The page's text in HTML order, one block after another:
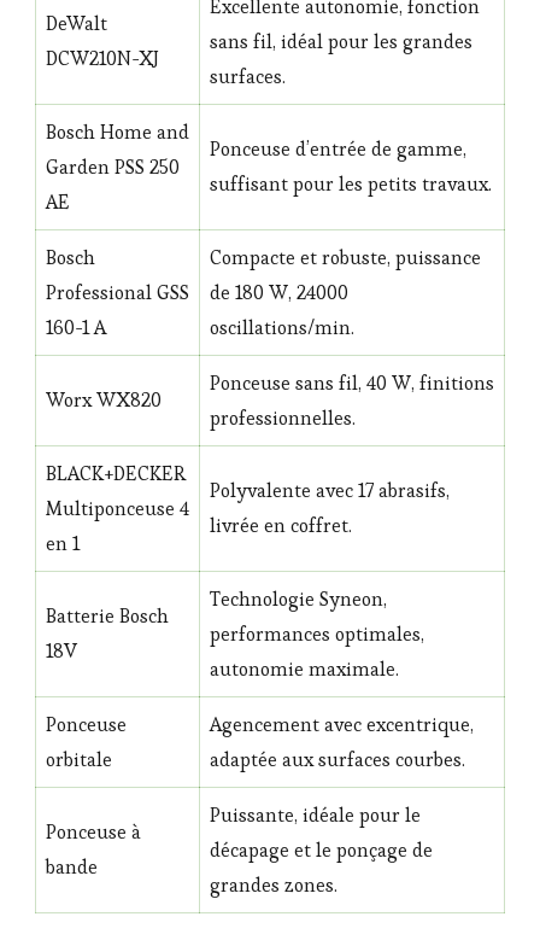
DeWalt
DCW210N-XJ
Excellente autonomie, fonction
sans fil, idéal pour les grandes
surfaces.
Bosch Home and
Garden PSS 250
AE
Ponceuse d’entrée de gamme,
suffisant pour les petits travaux.
Bosch
Professional GSS
160-1 A
Compacte et robuste, puissance
de 180 W, 24000
oscillations/min.
Worx WX820
Ponceuse sans fil, 40 W, finitions
professionnelles.
BLACK+DECKER
Multiponceuse 4
en 1
Polyvalente avec 17 abrasifs,
livrée en coffret.
Batterie Bosch
18V
Technologie Syneon,
performances optimales,
autonomie maximale.
Ponceuse
orbitale
Agencement avec excentrique,
adaptée aux surfaces courbes.
Ponceuse à
bande
Puissante, idéale pour le
décapage et le ponçage de
grandes zones.